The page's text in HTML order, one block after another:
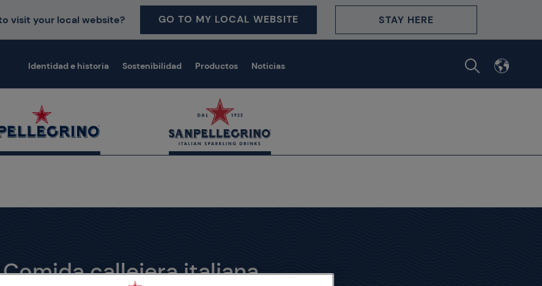
visit your local website? GO TO MY LOCAL WEBSITE STAY HERE
Identidad e historia Sostenibilidad Productos Noticias
Comida callejera italiana